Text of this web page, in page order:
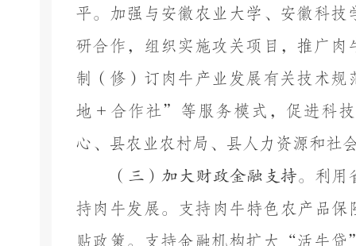
平。加强与安徽农业大学、安徽科
研合作，组织实施攻关项目 ，推广 肉
制（修）订肉牛产业发展有关技术规
地＋合作社”
等服务模式，促进科
心、县农业农村局、 县人力资源和社
（三）加大财政金融支持。 利用
持肉牛发展。
支持肉牛特色农产品
贴政策。支持金融机构扩大
“活牛贷